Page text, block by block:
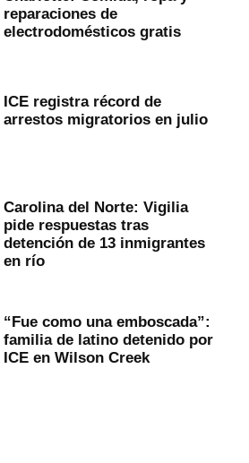
reparaciones de
electrodomésticos gratis
ICE registra récord de
arrestos migratorios en julio
Carolina del Norte: Vigilia
pide respuestas tras
detención de 13 inmigrantes
en río
“Fue como una emboscada”:
familia de latino detenido por
ICE en Wilson Creek